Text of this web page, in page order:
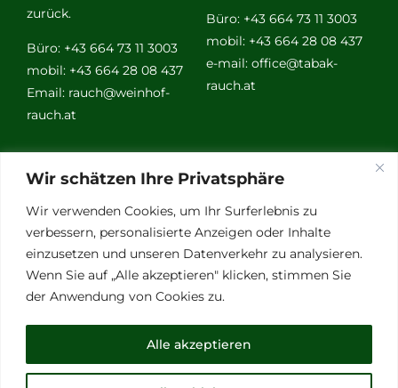
Wir schätzen Ihre Privatsphäre
Wir verwenden Cookies, um Ihr Surferlebnis zu
verbessern, personalisierte Anzeigen oder Inhalte
einzusetzen und unseren Datenverkehr zu analysieren.
Wenn Sie auf „Alle akzeptieren" klicken, stimmen Sie
der Anwendung von Cookies zu.
Alle akzeptieren
zurück.
Büro: +43 664 73 11 3003
mobil: +43 664 28 08 437
Email: rauch@weinhof-
rauch.at
Büro: +43 664 73 11 3003
mobil: +43 664 28 08 437
e-mail: office@tabak-
rauch.at
Weitere
Links
Vino Vitalis
Ottersbachtal
Partnerbetriebe
Links für Weinkenner
Presse